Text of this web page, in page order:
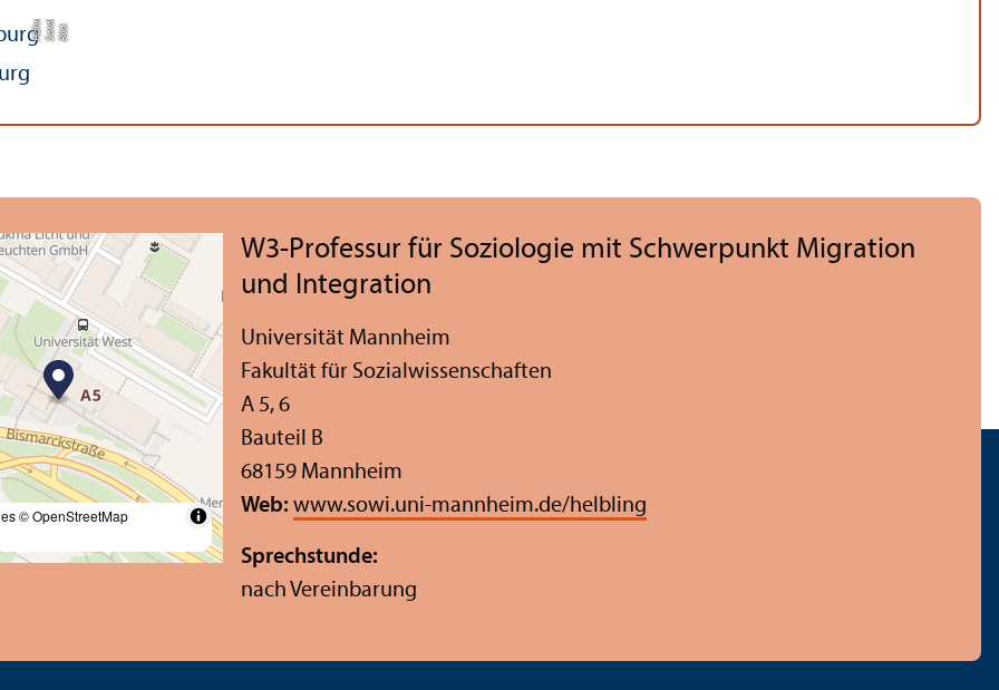
Bil
d:
S
a
r
a
hH
ä
h
nl
e
© OpenStreetMap
W3-Professur für Soziologie mit Schwerpunkt Migration
und Integration
Universität Mannheim
Fakultät für Sozial­wissenschaften
A 5, 6
Bauteil B
68159 Mannheim
Web: www.sowi.uni-mannheim.de/helbling
Sprechstunde:
nach Vereinbarung